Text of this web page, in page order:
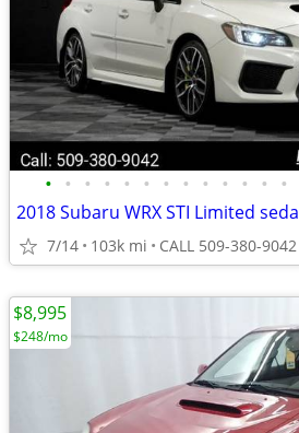
• • • • • • • • • • • • •
2018 Subaru WRX STI Limited
7/14 103k mi CALL 509-380-
$8,995
$248/mo